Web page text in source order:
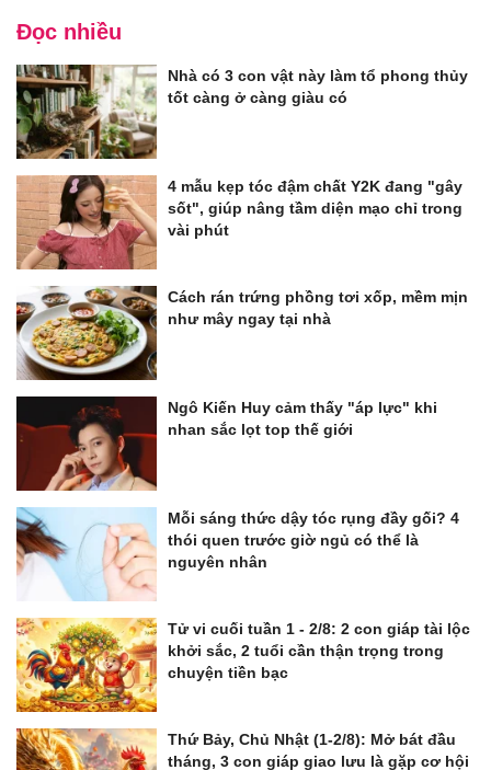
Đọc nhiều
Nhà có 3 con vật này làm tổ phong thủy
tốt càng ở càng giàu có
4 mẫu kẹp tóc đậm chất Y2K đang "gây
sốt", giúp nâng tầm diện mạo chỉ trong
vài phút
Cách rán trứng phồng tơi xốp, mềm mịn
như mây ngay tại nhà
Ngô Kiến Huy cảm thấy "áp lực" khi
nhan sắc lọt top thế giới
Mỗi sáng thức dậy tóc rụng đầy gối? 4
thói quen trước giờ ngủ có thể là
nguyên nhân
Tử vi cuối tuần 1 - 2/8: 2 con giáp tài lộc
khởi sắc, 2 tuổi cần thận trọng trong
chuyện tiền bạc
Thứ Bảy, Chủ Nhật (1-2/8): Mở bát đầu
tháng, 3 con giáp giao lưu là gặp cơ hội